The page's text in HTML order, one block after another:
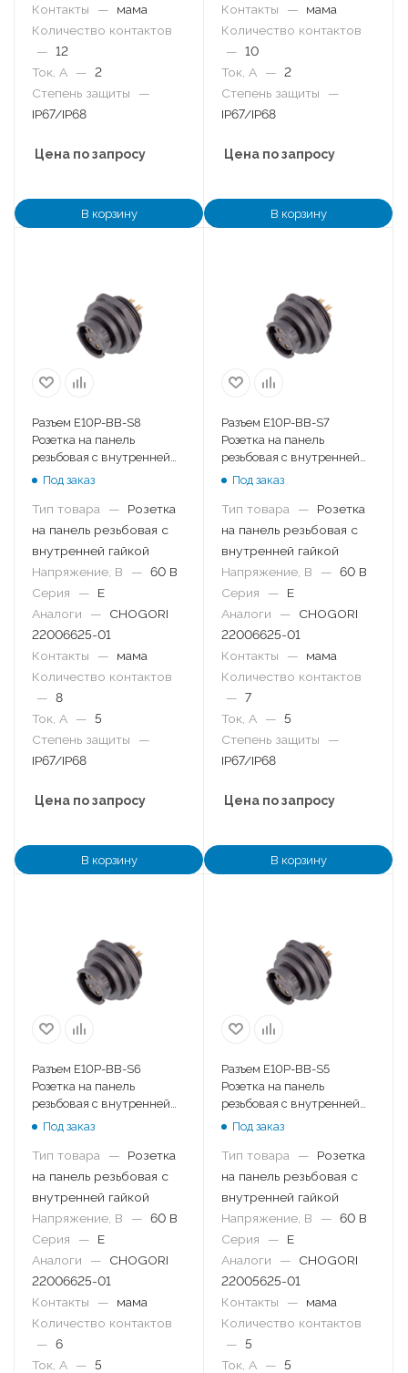
Контакты —
мама
Количество контактов
— 12
Ток, А
— 2
Степень защиты
—
IP67/IP68
Цена по запросу
В корзину
Контакты —
мама
Количество контактов
— 10
Ток, А
— 2
Степень защиты
—
IP67/IP68
Цена по запросу
В корзину
Разъем E10P-BB-S8
Розетка на панель
резьбовая с внутренней
гайкой
Под заказ
Тип товара —
Розетка
на панель резьбовая с
внутренней гайкой
Напряжение, В
— 60 В
Серия
—
E
Аналоги
—
CHOGORI
22006625-01
Контакты
—
мама
Количество контактов
— 8
Ток, А
— 5
Степень защиты
—
IP67/IP68
Цена по запросу
В корзину
Разъем E10P-BB-S7
Розетка на панель
резьбовая с внутренней
гайкой
Под заказ
Тип товара —
Розетка
на панель резьбовая с
внутренней гайкой
Напряжение, В
— 60 В
Серия
—
E
Аналоги
—
CHOGORI
22006625-01
Контакты
—
мама
Количество контактов
— 7
Ток, А
— 5
Степень защиты
—
IP67/IP68
Цена по запросу
В корзину
Разъем E10P-BB-S6
Розетка на панель
резьбовая с внутренней
гайкой
Под заказ
Тип товара —
Розетка
на панель резьбовая с
внутренней гайкой
Напряжение, В
— 60 В
Серия
—
E
Аналоги
—
CHOGORI
22006625-01
Контакты
—
мама
Количество контактов
— 6
Ток, А
— 5
Разъем E10P-BB-S5
Розетка на панель
резьбовая с внутренней
гайкой
Под заказ
Тип товара —
Розетка
на панель резьбовая с
внутренней гайкой
Напряжение, В
— 60 В
Серия
—
E
Аналоги
—
CHOGORI
22005625-01
Контакты
—
мама
Количество контактов
— 5
Ток, А
— 5